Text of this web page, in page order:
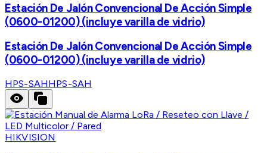
Estación De Jalón Convencional De Acción Simple
(0600-01200) (incluye varilla de vidrio)
Estación De Jalón Convencional De Acción Simple
(0600-01200) (incluye varilla de vidrio)
HPS-SAHHPS-SAH
HIKVISION